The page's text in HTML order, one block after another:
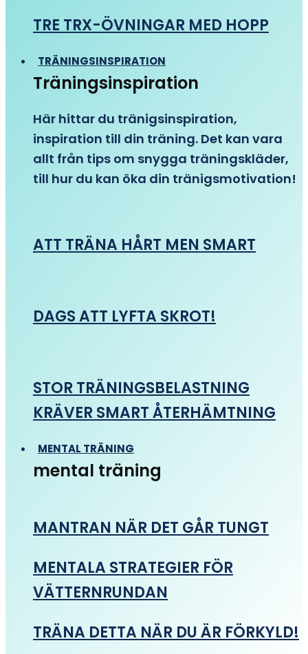
TRE TRX-ÖVNINGAR MED HOPP
TRÄNINGSINSPIRATION
Träningsinspiration
Här hittar du tränigsinspiration,
inspiration till din träning. Det kan vara
allt från tips om snygga träningskläder,
till hur du kan öka din tränigsmotivation!
ATT TRÄNA HÅRT MEN SMART
DAGS ATT LYFTA SKROT!
STOR TRÄNINGSBELASTNING
KRÄVER SMART ÅTERHÄMTNING
MENTAL TRÄNING
mental träning
MANTRAN NÄR DET GÅR TUNGT
MENTALA STRATEGIER FÖR
VÄTTERNRUNDAN
TRÄNA DETTA NÄR DU ÄR FÖRKYLD!